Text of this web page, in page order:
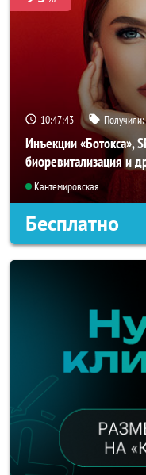
10:47:40 Получили:
Инъекции «Ботокса»,
биоревитализация и
Кантемировская
Бесплатно